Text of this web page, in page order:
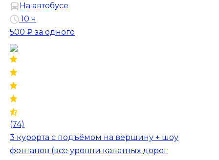
На автобусе
10 ч
500 ₽ за одного
(74)
3 курорта с подъёмом на вершину + шоу
фонтанов (все уровни канатных дорог